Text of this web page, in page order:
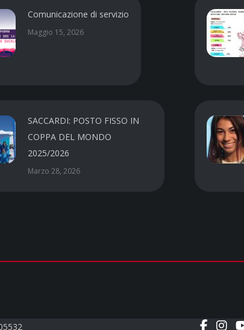
Comunicazione di servizio
Maggio 15, 2026
SACCARDI: POSTO FISSO IN
COPPA DEL MONDO
2025/2026
Marzo 28, 2026